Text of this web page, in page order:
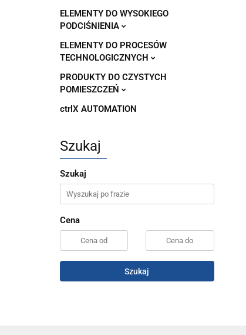
ELEMENTY DO WYSOKIEGO
PODCIŚNIENIA
ELEMENTY DO PROCESÓW
TECHNOLOGICZNYCH
PRODUKTY DO CZYSTYCH
POMIESZCZEŃ
ctrlX AUTOMATION
Szukaj
Szukaj
Cena
Szukaj